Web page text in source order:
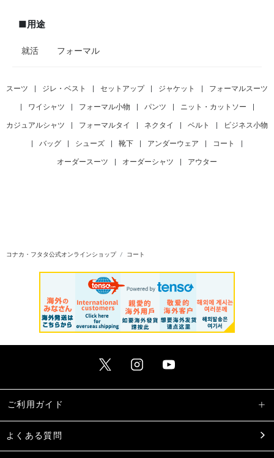
■用途
就活 フォーマル
スーツ ジレ・ベスト セットアップ ジャケット フォーマルスーツ
ワイシャツ フォーマル小物 パンツ ニット・カットソー
カジュアルシャツ フォーマルタイ ネクタイ ベルト ビジネス小物
バッグ シューズ 靴下 アンダーウェア コート
オーダースーツ オーダーシャツ アウター
コナカ・フタタ公式オンラインショップ コート
ご利用ガイド
よくある質問